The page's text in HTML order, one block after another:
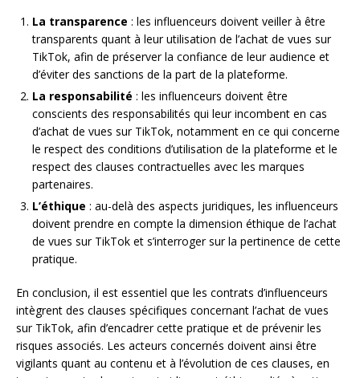
La transparence : les influenceurs doivent veiller à être
transparents quant à leur utilisation de l’achat de vues sur
TikTok, afin de préserver la confiance de leur audience et
d’éviter des sanctions de la part de la plateforme.
La responsabilité : les influenceurs doivent être
conscients des responsabilités qui leur incombent en cas
d’achat de vues sur TikTok, notamment en ce qui concerne
le respect des conditions d’utilisation de la plateforme et le
respect des clauses contractuelles avec les marques
partenaires.
L’éthique : au-delà des aspects juridiques, les influenceurs
doivent prendre en compte la dimension éthique de l’achat
de vues sur TikTok et s’interroger sur la pertinence de cette
pratique.
En conclusion, il est essentiel que les contrats d’influenceurs
intègrent des clauses spécifiques concernant l’achat de vues
sur TikTok, afin d’encadrer cette pratique et de prévenir les
risques associés. Les acteurs concernés doivent ainsi être
vigilants quant au contenu et à l’évolution de ces clauses, en